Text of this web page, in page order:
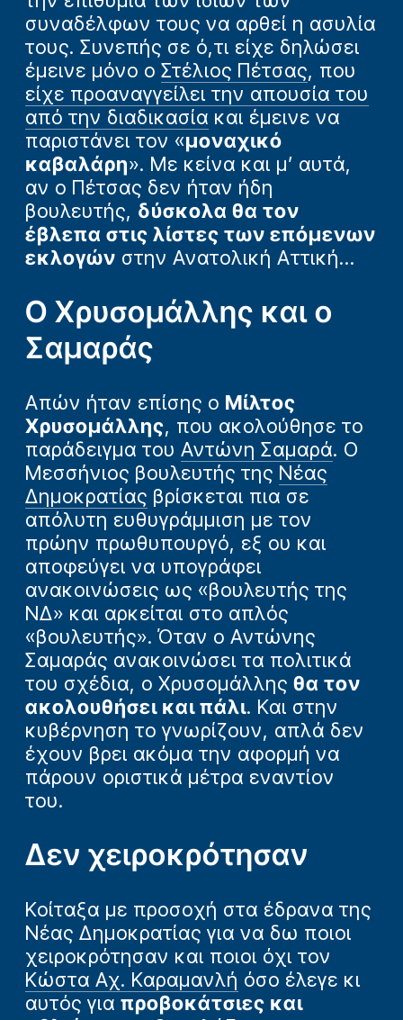
συναδέλφων τους να αρθεί η ασυλία
τους. Συνεπής σε ό,τι είχε δηλώσει
έμεινε μόνο ο Στέλιος Πέτσας, που
είχε προαναγγείλει την απουσία του
από την διαδικασία και έμεινε να
παριστάνει τον «μοναχικό
καβαλάρη». Με κείνα και μ’ αυτά,
αν ο Πέτσας δεν ήταν ήδη
βουλευτής, δύσκολα θα τον
έβλεπα στις λίστες των επόμενων
εκλογών στην Ανατολική Αττική…
Ο Χρυσομάλλης και ο
Σαμαράς
Απών ήταν επίσης ο Μίλτος
Χρυσομάλλης, που ακολούθησε το
παράδειγμα του Αντώνη Σαμαρά. Ο
Μεσσήνιος βουλευτής της Νέας
Δημοκρατίας βρίσκεται πια σε
απόλυτη ευθυγράμμιση με τον
πρώην πρωθυπουργό, εξ ου και
αποφεύγει να υπογράφει
ανακοινώσεις ως «βουλευτής της
ΝΔ» και αρκείται στο απλός
«βουλευτής». Όταν ο Αντώνης
Σαμαράς ανακοινώσει τα πολιτικά
του σχέδια, ο Χρυσομάλλης θα τον
ακολουθήσει και πάλι. Και στην
κυβέρνηση το γνωρίζουν, απλά δεν
έχουν βρει ακόμα την αφορμή να
πάρουν οριστικά μέτρα εναντίον
του.
Δεν χειροκρότησαν
Κοίταξα με προσοχή στα έδρανα της
Νέας Δημοκρατίας για να δω ποιοι
χειροκρότησαν και ποιοι όχι τον
Κώστα Αχ. Καραμανλή όσο έλεγε κι
αυτός για προβοκάτσιες και